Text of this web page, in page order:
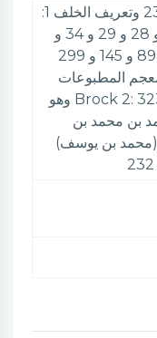
الأعلام 7: 154& البستان 237 وتعريف الخلف 1:
176 والكتبخانة 2: 21 و 26 و 28 و 29 و 34 و
40 و 44 و 53 و 172 ثم 7: 89 و 145 و 299
الجزائر 16 و 19 ومعجم المطبوعات
1058 و. Brock 2: 323 (250) S 2: 352 وهو
1: 151 (محمد بن محمد بن
(محمد بن يوسف)